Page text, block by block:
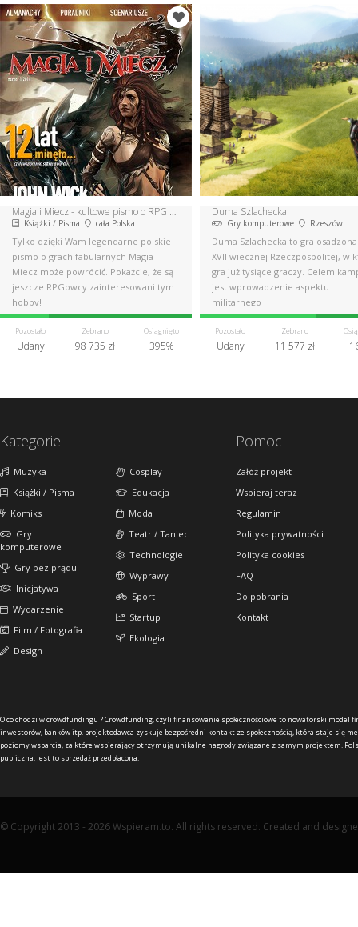
Magia i Miecz - kultowe pismo o RPG powraca
Książki / Pisma cała Polska
Tylko dzięki Wam legendarne polskie
pismo o grach fabularnych Magia i
Miecz może powrócić. Pokażcie, że są
jeszcze RPGowcy zainteresowani tym
hobby!
Pozostało
Udany
Zebrano
98 735 zł
Osiągnięto
395%
Duma Szlachecka
Gry komputerowe Rzeszów
Duma Szlachecka to gra
XVII wiecznej Rzeczpospolitej, w
gra już tysiące graczy. Celem
jest wprowadzenie aspektu
militarnego
Pozostało
Udany
Zebrano
11 577 zł
Kategorie
Muzyka
Książki / Pisma
Komiks
Gry
komputerowe
Gry bez prądu
Inicjatywa
Wydarzenie
Film / Fotografia
Design
Cosplay
Edukacja
Moda
Teatr / Taniec
Technologie
Wyprawy
Sport
Startup
Ekologia
Pomoc
Załóż projekt
Wspieraj teraz
Regulamin
Polityka prywatności
Polityka cookies
FAQ
Do pobrania
Kontakt
O co chodzi w crowdfundingu ?Crowdfunding, czyli finansowanie społecznościowe to nowatorski model
inwestorów, banków itp. projektodawca zyskuje bezpośredni kontakt ze społecznością, która staje się
poziomy wsparcia, za które wspierający otrzymują unikalne nagrody związane z samym projektem.
publiczna. Jest to sprzedaż przedpłacona.
© Copyright 2013 - 2026 Wspieram.to. All rights reserved. Created and